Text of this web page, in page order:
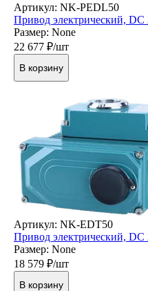
Артикул: NK-PEDL50
Привод электрический,
Размер: None
22 677 ₽/шт
В корзину
Артикул: NK-EDT50
Привод электрический, DC
Размер: None
18 579 ₽/шт
В корзину